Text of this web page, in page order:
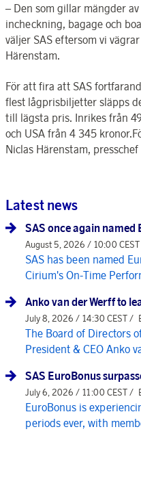
– Den som gillar mängder
incheckning, bagage och
väljer SAS eftersom vi
Härenstam.
För att fira att SAS
flest lågprisbiljetter släpps
till lägsta pris. Inrikes från
och USA från 4 345
Niclas Härenstam,
Latest news
SAS once again
August 5, 2026 / 10:00
SAS has been named
Cirium's On-Time
Anko van der Werff to
July 8, 2026 / 14:30 CEST /
The Board of Directors
President & CEO Anko
SAS EuroBonus
July 6, 2026 / 11:00 CEST /
EuroBonus is
periods ever, with